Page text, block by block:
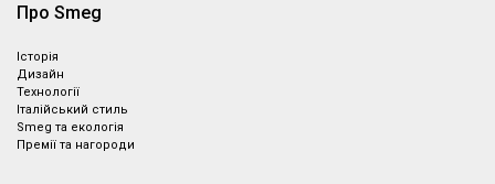
Про Smeg
Історія
Дизайн
Технології
Італійський стиль
Smeg та екологія
Премії та нагороди